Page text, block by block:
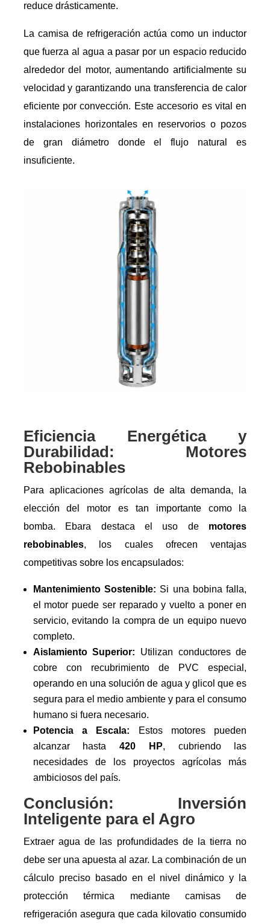
reduce drásticamente.
La camisa de refrigeración actúa como un inductor
que fuerza al agua a pasar por un espacio reducido
alrededor del motor, aumentando artificialmente su
velocidad y garantizando una transferencia de calor
eficiente por convección. Este accesorio es vital en
instalaciones horizontales en reservorios o pozos
de gran diámetro donde el flujo natural es
insuficiente.
Eficiencia Energética y
Durabilidad: Motores
Rebobinables
Para aplicaciones agrícolas de alta demanda, la
elección del motor es tan importante como la
bomba. Ebara destaca el uso de motores
rebobinables, los cuales ofrecen ventajas
competitivas sobre los encapsulados:
Mantenimiento Sostenible: Si una bobina falla,
el motor puede ser reparado y vuelto a poner en
servicio, evitando la compra de un equipo nuevo
completo.
Aislamiento Superior: Utilizan conductores de
cobre con recubrimiento de PVC especial,
operando en una solución de agua y glicol que es
segura para el medio ambiente y para el consumo
humano si fuera necesario.
Potencia a Escala: Estos motores pueden
alcanzar hasta420 HP, cubriendo las
necesidades de los proyectos agrícolas más
ambiciosos del país.
Conclusión: Inversión
Inteligente para el Agro
Extraer agua de las profundidades de la tierra no
debe ser una apuesta al azar. La combinación de un
cálculo preciso basado en el nivel dinámico y la
protección térmica mediante camisas de
refrigeración asegura que cada kilovatio consumido